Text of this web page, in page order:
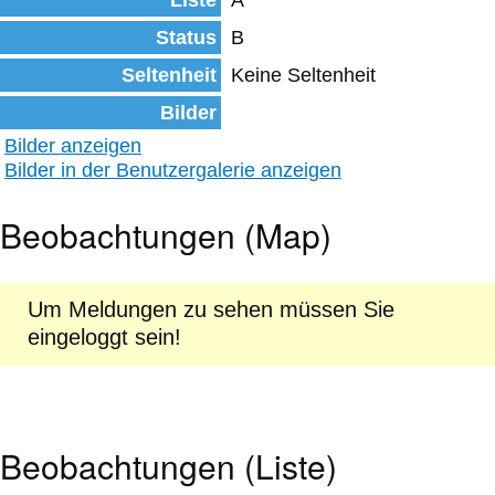
Status
B
Seltenheit
Keine Seltenheit
Bilder
Bilder anzeigen
Bilder in der Benutzergalerie anzeigen
Beobachtungen (Map)
Um Meldungen zu sehen müssen Sie
eingeloggt sein!
Beobachtungen (Liste)